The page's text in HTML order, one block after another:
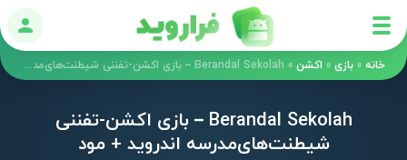
ورود
خانه » بازی » اکشن » Berandal Sekolah – بازی اکشن-تفننی شیطنت‌های‌مدرسه اندروید + مود
Berandal Sekolah – بازی اکشن-تفننی
شیطنت‌های‌مدرسه اندروید + مود